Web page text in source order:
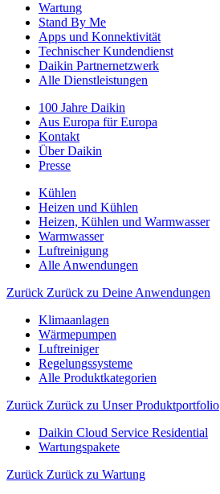
Wartung
Stand By Me
Apps und Konnektivität
Technischer Kundendienst
Daikin Partnernetzwerk
Alle Dienstleistungen
100 Jahre Daikin
Aus Europa für Europa
Kontakt
Über Daikin
Presse
Kühlen
Heizen und Kühlen
Heizen, Kühlen und Warmwasser
Warmwasser
Luftreinigung
Alle Anwendungen
Zurück Zurück zu Deine Anwendungen
Klimaanlagen
Wärmepumpen
Luftreiniger
Regelungssysteme
Alle Produktkategorien
Zurück Zurück zu Unser Produktportfolio
Daikin Cloud Service Residential
Wartungspakete
Zurück Zurück zu Wartung